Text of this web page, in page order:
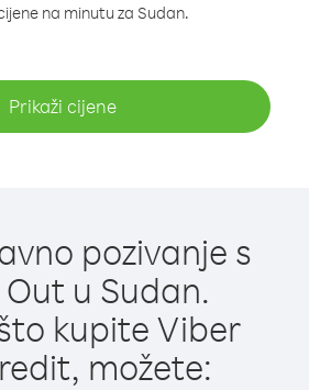
na minutu za Sudan.
Prikaži cijene
pozivanje s
u Sudan.
kupite Viber
možete: